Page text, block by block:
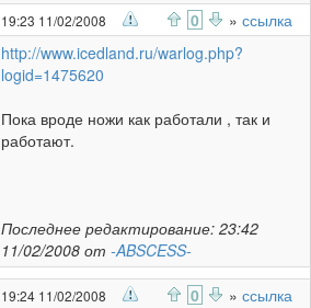
19:23 11/02/2008 0 » ссылка
http://www.icedland.ru/warlog.php?
logid=1475620
Пока вроде ножи как работали , так и
работают.
Последнее редактирование: 23:42
11/02/2008 от -ABSCESS-
19:24 11/02/2008 0 » ссылка